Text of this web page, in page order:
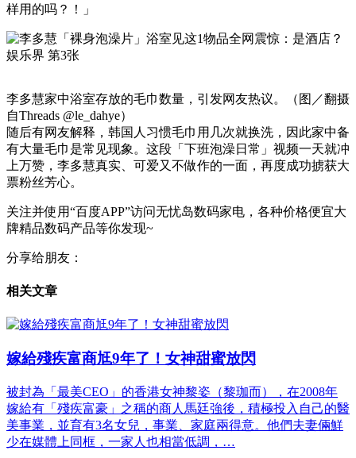
样用的吗？！」
李多慧家中浴室存放的毛巾数量，引发网友热议。（图／翻摄
自Threads @le_dahye）
随后有网友解释，韩国人习惯毛巾用几次就换洗，因此家中备
有大量毛巾是常见现象。这段「下班泡澡日常」视频一天就冲
上万赞，李多慧真实、可爱又不做作的一面，再度成功掳获大
票粉丝芳心。
关注并使用“百度APP”访问无忧岛数码家电，各种价格便宜大
牌精品数码产品等你发现~
分享给朋友：
相关文章
嫁給殘疾富商尪9年了！女神甜蜜放閃
被封為「最美CEO」的香港女神黎姿（黎珈而），在2008年
嫁給有「殘疾富豪」之稱的商人馬廷強後，積極投入自己的醫
美事業，並育有3名女兒，事業、家庭兩得意。他們夫妻倆鮮
少在媒體上同框，一家人也相當低調，…